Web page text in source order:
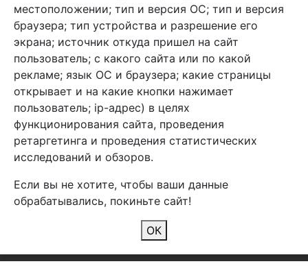
Арбен текстиль г. Щелково, пер.
1-й Советский д.25, владение 2.
Мы в соц. сетях
местоположении; тип и версия ОС; тип и версия
браузера; тип устройства и разрешение его
экрана; источник откуда пришел на сайт
пользователь; с какого сайта или по какой
рекламе; язык ОС и браузера; какие страницы
открывает и на какие кнопки нажимает
пользователь; ip-адрес) в целях
функционирования сайта, проведения
ретаргетинга и проведения статистических
исследований и обзоров.
Если вы не хотите, чтобы ваши данные
обрабатывались, покиньте сайт!
ОК